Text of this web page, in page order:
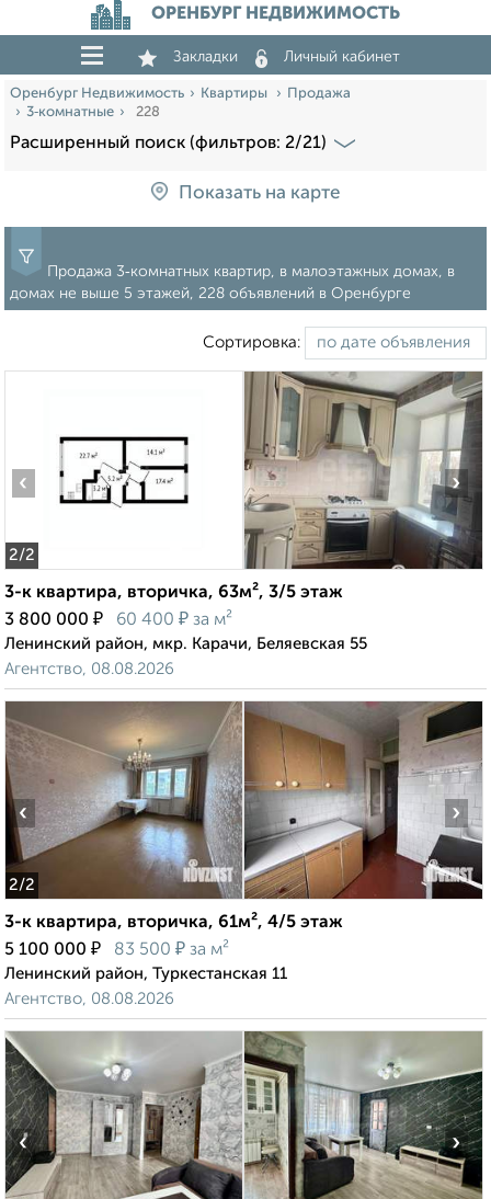
ОРЕНБУРГ НЕДВИЖИМОСТЬ
Закладки Личный кабинет
Оренбург Недвижимость Квартиры
Продажа
3‑комнатные
228
Расширенный поиск (фильтров: 2/21)
Показать на карте
Продажа 3‑комнатных квартир, в малоэтажных домах, в
домах не выше 5 этажей, 228 объявлений в Оренбурге
Сортировка:
2/2
‹ ›
3-к квартира, вторичка, 63м², 3/5 этаж
3 800 000 ₽ 60 400 ₽ за м²
Ленинский район, мкр. Карачи, Беляевская 55
Агентство, 08.08.2026
2/2
‹ ›
3-к квартира, вторичка, 61м², 4/5 этаж
5 100 000 ₽ 83 500 ₽ за м²
Ленинский район, Туркестанская 11
Агентство, 08.08.2026
‹ ›